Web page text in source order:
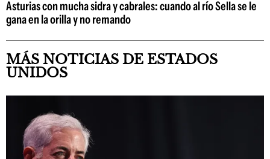
Asturias con mucha sidra y cabrales: cuando al río Sella se le
gana en la orilla y no remando
MÁS NOTICIAS DE ESTADOS
UNIDOS